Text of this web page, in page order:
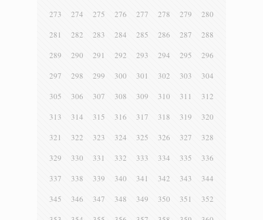
273
274 275 276 277 278 279
280
281
282 283 284 285 286 287
288
289
290 291 292 293 294 295
296
297
298 299 300 301 302 303
304
305
306 307 308 309 310 311
312
313
314 315 316 317 318 319
320
321
322 323 324 325 326 327
328
329
330 331 332 333 334 335
336
337
338 339 340 341 342 343
344
345
346 347 348 349 350 351
352